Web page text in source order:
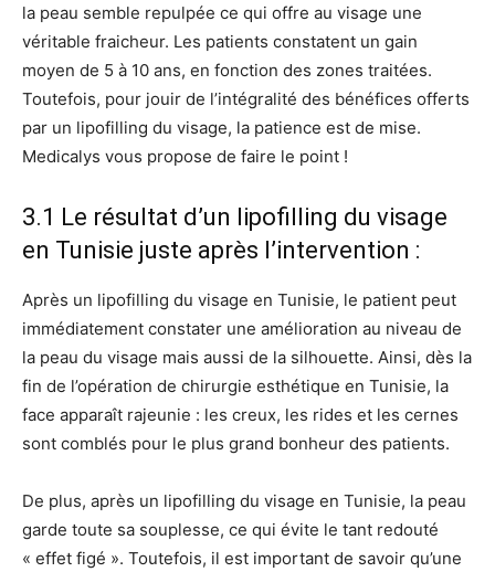
la peau semble repulpée ce qui offre au visage une
véritable fraicheur. Les patients constatent un gain
moyen de 5 à 10 ans, en fonction des zones traitées.
Toutefois, pour jouir de l’intégralité des bénéfices offerts
par un lipofilling du visage, la patience est de mise.
Medicalys vous propose de faire le point !
3.1 Le résultat d’un lipofilling du visage
en Tunisie juste après l’intervention :
Après un lipofilling du visage en Tunisie, le patient peut
immédiatement constater une amélioration au niveau de
la peau du visage mais aussi de la silhouette. Ainsi, dès la
fin de l’opération de chirurgie esthétique en Tunisie, la
face apparaît rajeunie : les creux, les rides et les cernes
sont comblés pour le plus grand bonheur des patients.
De plus, après un lipofilling du visage en Tunisie, la peau
garde toute sa souplesse, ce qui évite le tant redouté
« effet figé ». Toutefois, il est important de savoir qu’une